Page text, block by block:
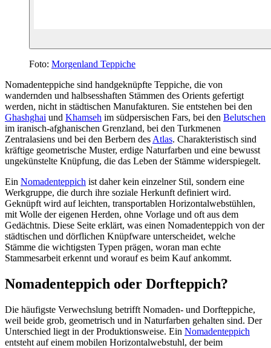
Foto: Morgenland Teppiche
Nomadenteppiche sind handgeknüpfte Teppiche, die von
wandernden und halbsesshaften Stämmen des Orients gefertigt
werden, nicht in städtischen Manufakturen. Sie entstehen bei den
Ghashghai und Khamseh im südpersischen Fars, bei den Belutschen
im iranisch-afghanischen Grenzland, bei den Turkmenen
Zentralasiens und bei den Berbern des Atlas. Charakteristisch sind
kräftige geometrische Muster, erdige Naturfarben und eine bewusst
ungekünstelte Knüpfung, die das Leben der Stämme widerspiegelt.
Ein Nomadenteppich ist daher kein einzelner Stil, sondern eine
Werkgruppe, die durch ihre soziale Herkunft definiert wird.
Geknüpft wird auf leichten, transportablen Horizontalwebstühlen,
mit Wolle der eigenen Herden, ohne Vorlage und oft aus dem
Gedächtnis. Diese Seite erklärt, was einen Nomadenteppich von der
städtischen und dörflichen Knüpfware unterscheidet, welche
Stämme die wichtigsten Typen prägen, woran man echte
Stammesarbeit erkennt und worauf es beim Kauf ankommt.
Nomadenteppich oder Dorfteppich?
Die häufigste Verwechslung betrifft Nomaden- und Dorfteppiche,
weil beide grob, geometrisch und in Naturfarben gehalten sind. Der
Unterschied liegt in der Produktionsweise. Ein Nomadenteppich
entsteht auf einem mobilen Horizontalwebstuhl, der beim